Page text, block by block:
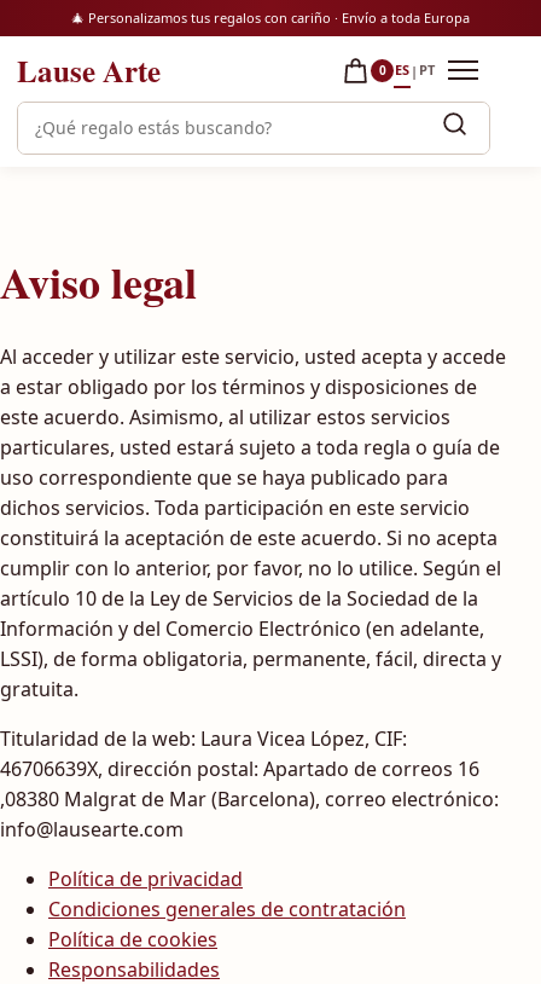
Saltar al contenido
🎄 Personalizamos tus regalos con cariño · Envío a toda Europa
Lause Arte
Buscar productos
0 ES | PT
Abrir
Aviso legal
Al acceder y utilizar este servicio, usted acepta y accede
a estar obligado por los términos y disposiciones de
este acuerdo. Asimismo, al utilizar estos servicios
particulares, usted estará sujeto a toda regla o guía de
uso correspondiente que se haya publicado para
dichos servicios. Toda participación en este servicio
constituirá la aceptación de este acuerdo. Si no acepta
cumplir con lo anterior, por favor, no lo utilice. Según el
artículo 10 de la Ley de Servicios de la Sociedad de la
Información y del Comercio Electrónico (en adelante,
LSSI), de forma obligatoria, permanente, fácil, directa y
gratuita.
Titularidad de la web: Laura Vicea López, CIF:
46706639X, dirección postal: Apartado de correos 16
,08380 Malgrat de Mar (Barcelona), correo electrónico:
info@lausearte.com
Política de privacidad
Condiciones generales de contratación
Política de cookies
Responsabilidades